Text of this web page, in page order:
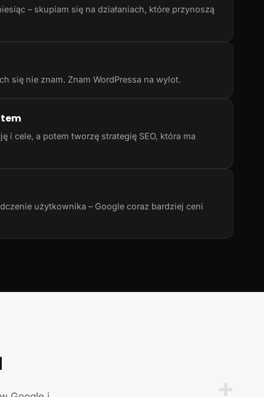
– skupiam się na działaniach, które przynoszą
się nie znam. Znam WordPressa na wylot.
i cele, a potem tworzę strategię SEO, która ma
użytkownika – Google coraz bardziej ceni
+